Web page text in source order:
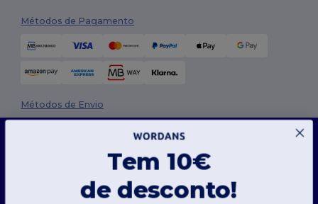
Métodos de Pagamento
Métodos de Envio
Este site usa cookies
lembrar as suas preferências, analisar o desempenho do site e garantir uma
experiência de navegação fluida e personalizada, incluindo conteúdos personalizados,
Pode gerir as suas preferências de cookies a qualquer momento. Os cookies essenciais,
Tem 10€
de desconto!